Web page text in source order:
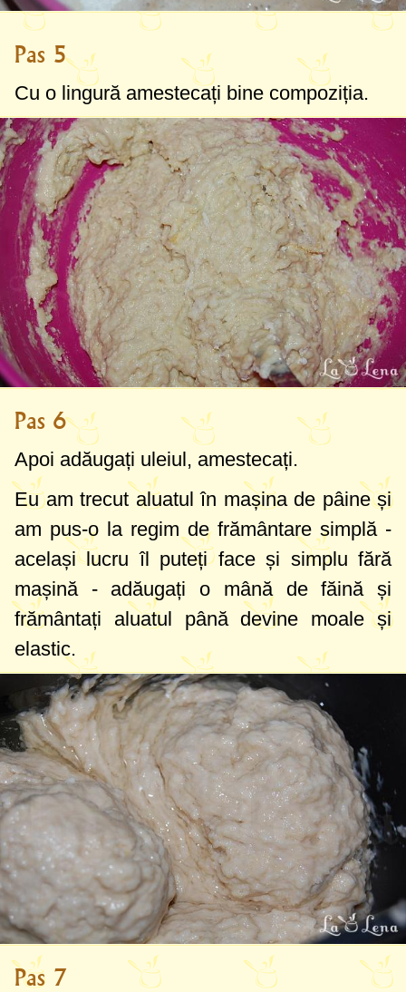
Pas 5
Cu o lingură amestecați bine compoziția.
Pas 6
Apoi adăugați uleiul, amestecați.
Eu am trecut aluatul în mașina de pâine și
am pus-o la regim de frământare simplă -
același lucru îl puteți face și simplu fără
mașină - adăugați o mână de făină și
frământați aluatul până devine moale și
elastic.
Pas 7